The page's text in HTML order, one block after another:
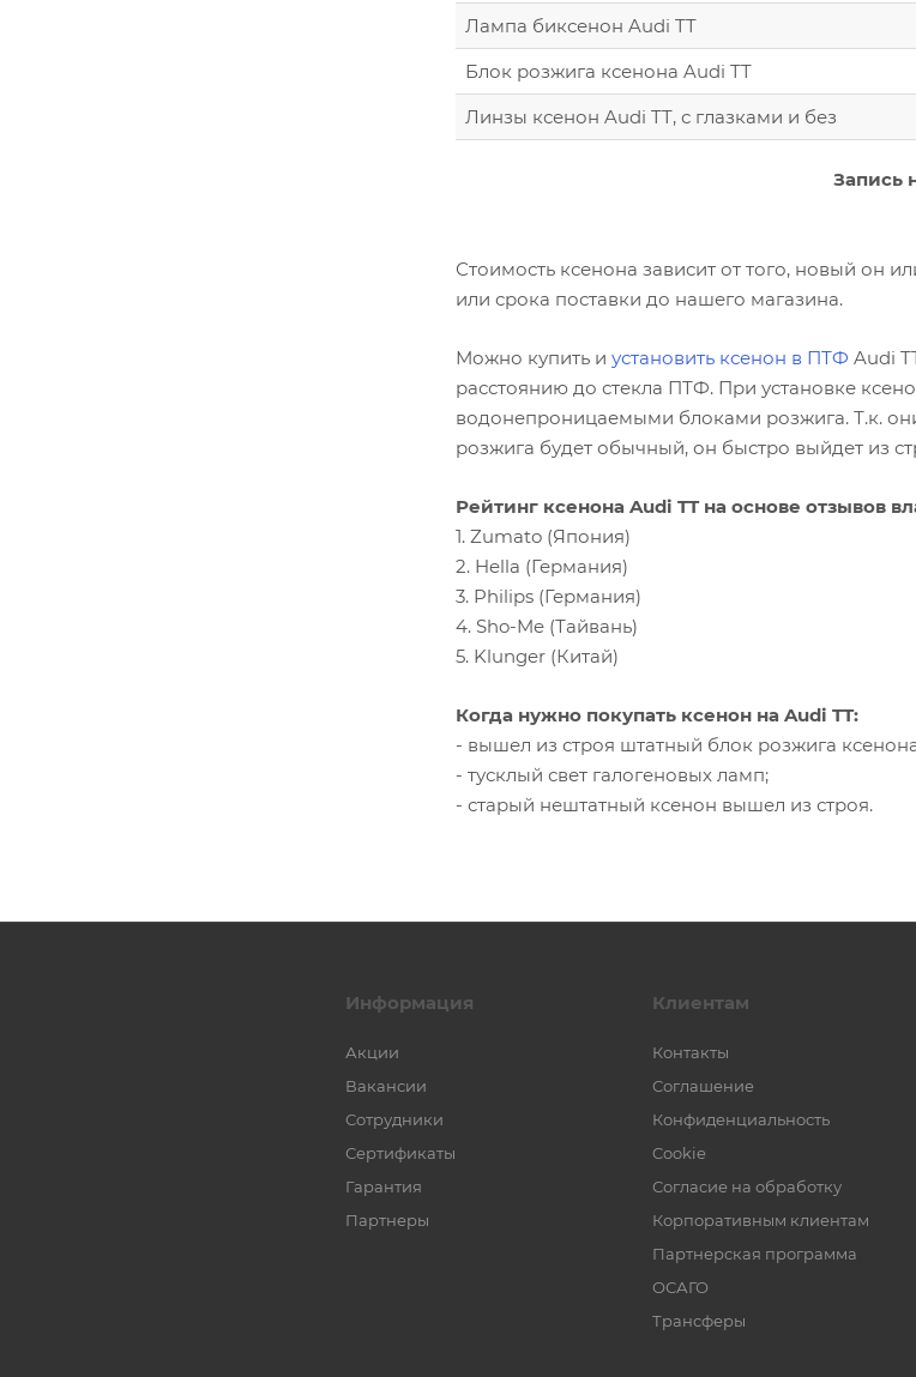
Лампа биксенон Audi TT
Блок розжига ксенона Audi TT
Линзы ксенон Audi TT, с глазками и без
Запись
Стоимость ксенона зависит от того, новый он
или срока поставки до нашего магазина.
Можно купить и установить ксенон в ПТФ Audi
расстоянию до стекла ПТФ. При установке
водонепроницаемыми блоками розжига. Т.к. они
розжига будет обычный, он быстро выйдет из
Рейтинг ксенона Audi TT на основе отзывов
1. Zumato (Япония)
2. Hella (Германия)
3. Philips (Германия)
4. Sho-Me (Тайвань)
5. Klunger (Китай)
Когда нужно покупать ксенон на Audi TT:
- вышел из строя штатный блок розжига
- тусклый свет галогеновых ламп;
- старый нештатный ксенон вышел из строя.
Информация
Акции
Вакансии
Сотрудники
Сертификаты
Гарантия
Партнеры
Клиентам
Контакты
Соглашение
Конфиденциальность
Cookie
Согласие на обработку
Корпоративным клиентам
Партнерская программа
ОСАГО
Трансферы